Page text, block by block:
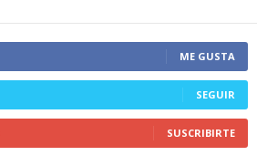
ME GUSTA
SEGUIR
SUSCRIBIRTE